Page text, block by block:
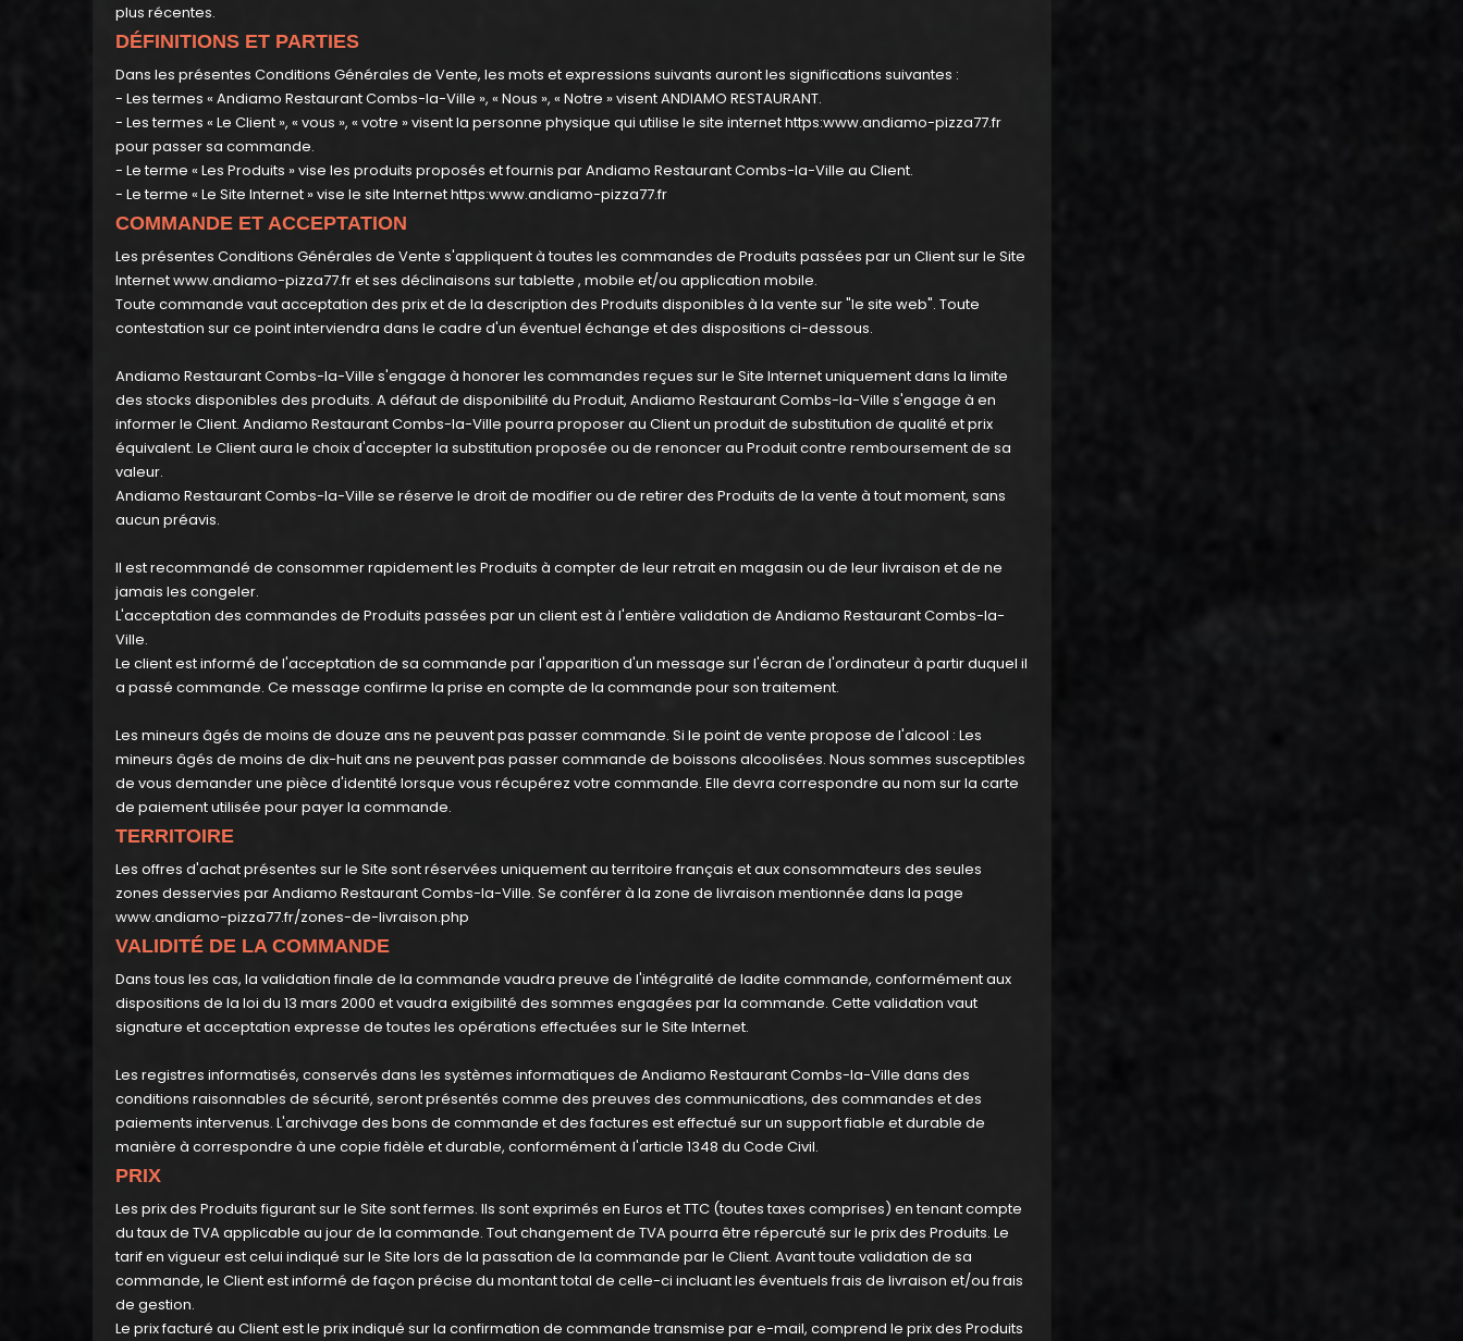
plus récentes.
DÉFINITIONS ET PARTIES
Dans les présentes Conditions Générales de Vente, les mots et expressions suivants auront les significations suivantes :
- Les termes « Andiamo Restaurant Combs-la-Ville », « Nous », « Notre » visent ANDIAMO RESTAURANT.
- Les termes « Le Client », « vous », « votre » visent la personne physique qui utilise le site internethttps:www.andiamo-pizza77.fr
pour passer sa commande.
- Le terme « Les Produits » vise les produits proposés et fournis par Andiamo Restaurant Combs-la-Ville au Client.
- Le terme « Le Site Internet » vise le site Internethttps:www.andiamo-pizza77.fr
COMMANDE ET ACCEPTATION
Les présentes Conditions Générales de Vente s'appliquent à toutes les commandes de Produits passées par un Client sur le Site
Internetwww.andiamo-pizza77.fret ses déclinaisons sur tablette , mobile et/ou application mobile.
Toute commande vaut acceptation des prix et de la description des Produits disponibles à la vente sur "le site web". Toute
contestation sur ce point interviendra dans le cadre d'un éventuel échange et des dispositions ci-dessous.
Andiamo Restaurant Combs-la-Ville s'engage à honorer les commandes reçues sur le Site Internet uniquement dans la limite
des stocks disponibles des produits. A défaut de disponibilité du Produit, Andiamo Restaurant Combs-la-Ville s'engage à en
informer le Client. Andiamo Restaurant Combs-la-Ville pourra proposer au Client un produit de substitution de qualité et prix
équivalent. Le Client aura le choix d'accepter la substitution proposée ou de renoncer au Produit contre remboursement de sa
valeur.
Andiamo Restaurant Combs-la-Ville se réserve le droit de modifier ou de retirer des Produits de la vente à tout moment, sans
aucun préavis.
Il est recommandé de consommer rapidement les Produits à compter de leur retrait en magasin ou de leur livraison et de ne
jamais les congeler.
L'acceptation des commandes de Produits passées par un client est à l'entière validation de Andiamo Restaurant Combs-la-
Ville.
Le client est informé de l'acceptation de sa commande par l'apparition d'un message sur l'écran de l'ordinateur à partir duquel il
a passé commande. Ce message confirme la prise en compte de la commande pour son traitement.
Les mineurs âgés de moins de douze ans ne peuvent pas passer commande. Si le point de vente propose de l'alcool : Les
mineurs âgés de moins de dix-huit ans ne peuvent pas passer commande de boissons alcoolisées. Nous sommes susceptibles
de vous demander une pièce d'identité lorsque vous récupérez votre commande. Elle devra correspondre au nom sur la carte
de paiement utilisée pour payer la commande.
TERRITOIRE
Les offres d'achat présentes sur le Site sont réservées uniquement au territoire français et aux consommateurs des seules
zones desservies par Andiamo Restaurant Combs-la-Ville. Se conférer à la zone de livraison mentionnée dans la page
www.andiamo-pizza77.fr/zones-de-livraison.php
VALIDITÉ DE LA COMMANDE
Dans tous les cas, la validation finale de la commande vaudra preuve de l'intégralité de ladite commande, conformément aux
dispositions de la loi du 13 mars 2000 et vaudra exigibilité des sommes engagées par la commande. Cette validation vaut
signature et acceptation expresse de toutes les opérations effectuées sur le Site Internet.
Les registres informatisés, conservés dans les systèmes informatiques de Andiamo Restaurant Combs-la-Ville dans des
conditions raisonnables de sécurité, seront présentés comme des preuves des communications, des commandes et des
paiements intervenus. L'archivage des bons de commande et des factures est effectué sur un support fiable et durable de
manière à correspondre à une copie fidèle et durable, conformément à l'article 1348 du Code Civil.
PRIX
Les prix des Produits figurant sur le Site sont fermes. Ils sont exprimés en Euros et TTC (toutes taxes comprises) en tenant compte
du taux de TVA applicable au jour de la commande. Tout changement de TVA pourra être répercuté sur le prix des Produits. Le
tarif en vigueur est celui indiqué sur le Site lors de la passation de la commande par le Client. Avant toute validation de sa
commande, le Client est informé de façon précise du montant total de celle-ci incluant les éventuels frais de livraison et/ou frais
de gestion.
Le prix facturé au Client est le prix indiqué sur la confirmation de commande transmise par e-mail, comprend le prix des Produits